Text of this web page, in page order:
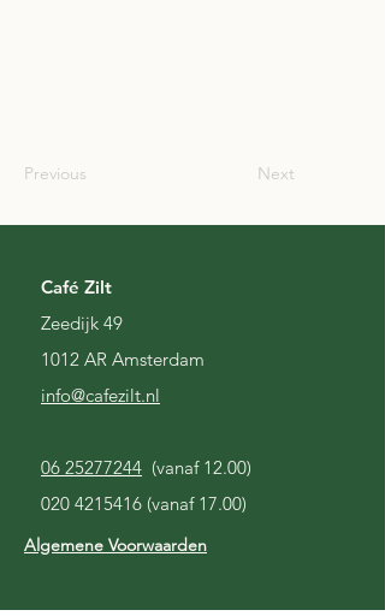
Previous Next
Café Zilt
Zeedijk 49
1012 AR Amsterdam
info@cafezilt.nl
06 25277244 (vanaf 12.00)
020 4215416 (vanaf 17.00)
Algemene Voorwaarden